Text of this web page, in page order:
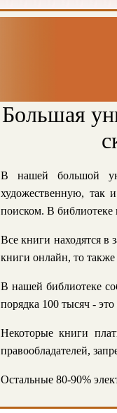
Большая
В нашей большой
художественную, так
поиском. В библиотеке
Все книги находятся в
книги онлайн, то также
В нашей библиотеке
порядка 100 тысяч -
Некоторые книги
правообладателей,
Остальные 80-90%